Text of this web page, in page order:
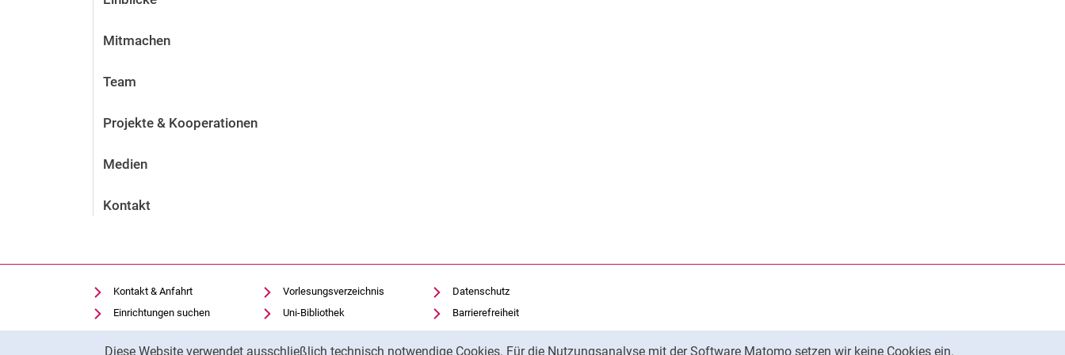
Diese Website verwendet ausschließlich technisch notwendige Cookies. Für die Nutzungsanalyse mit der Software Matomo setzen wir keine Cookies ein.
Mitmachen
Team
Projekte & Kooperationen
Medien
Kontakt
Kontakt & Anfahrt
Einrichtungen suchen
Stellenangebote
Vorlesungsverzeichnis
Uni-Bibliothek
Moodle
Datenschutz
Barrierefreiheit
Transparenter KI-Einsatz